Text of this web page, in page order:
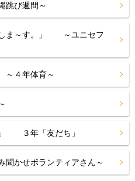
び週間～
しま～す。」 ～ユニセフ
４年体育～
３年「友だち」
かせボランティアさん～